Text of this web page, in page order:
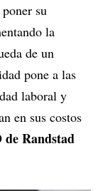
su
la
de un
pone a las
laboral y
en sus costos
Randstad